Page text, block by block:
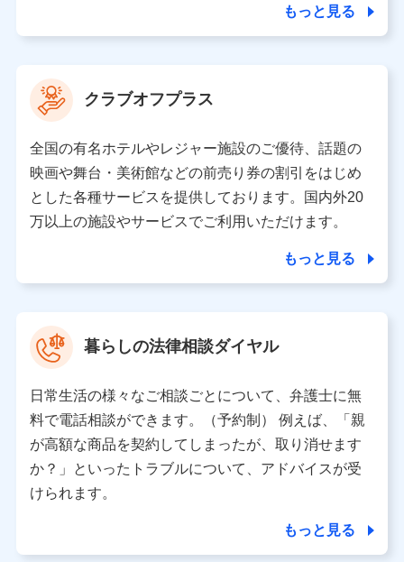
ソナルデータ憲章」に定める行動原則を順守します 。
※ パーソナルデータダッシュボードの「第三者提供の
管理」の設定状態にかかわらず、共同利用する場合があ
ります。
※ dポイントクラブ会員ではないお客さま（2019年12
月11日以降、一度もdポイントクラブ会員であったこと
がないお客さまに限る）に関する、2019年12月10日以
前に取得した個人データは、こちら の利用目的の範囲内
す。
【共同して利用される利用データの項目】
当社または株式会社NTTドコモ・フィナンシャルグルー
プがサービス提供等を通じて取得した、以下の情報など
の個人データ
基本情報
氏名、電話番号、メールアドレス、お客さまの識別子、属
性、連絡先、dポイントサービスのご利用に関する情報。例
所、dポイント残高、dポイント利用履歴などが含まれます。
利用情報
もっと見る
クラブオフプラス
全国の有名ホテルやレジャー施設のご優待、話題の
映画や舞台・美術館などの前売り券の割引をはじめ
とした各種サービスを提供しております。国内外20
万以上の施設やサービスでご利用いただけます。
もっと見る
暮らしの法律相談ダイヤル
日常生活の様々なご相談ごとについて、弁護士に無
料で電話相談ができます。（予約制） 例えば、「親
が高額な商品を契約してしまったが、取り消せます
か？」といったトラブルについて、アドバイスが受
けられます。
もっと見る